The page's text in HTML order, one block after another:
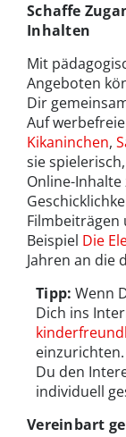
Schaffe
Inhalten
Mit
Angeboten
Dir
Auf
Kikaninchen,
sie
Online-
Filmbeiträgen
Beispiel Die
Jahren an die
Tipp: Wenn
Dich ins
Du den
individuell
Vereinbart